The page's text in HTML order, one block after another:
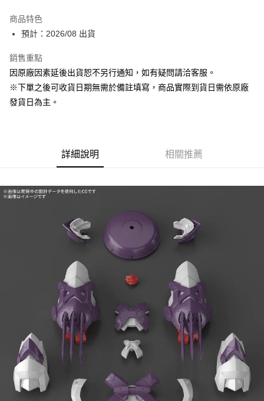
ATM付款
運送方式
預購-全家取貨付款(舊)
預購-7-11取貨付款(舊)
每筆NT$90，滿NT$3,000(含以上)免運費
預購-付款後7-11取貨(舊)
每筆NT$120，滿NT$3,000(含以上)免運費
預購-宅配(離島)(舊)
每筆NT$160，滿NT$3,000(含以上)免運費
東海門市自取，需自備購物袋取貨唷。
商品特色
預計：2026/08 出貨
銷售重點
因原廠因素延後出貨恕不另行通知，如有疑問請洽客服。
※下單之後可收貨日期無需於備註填寫，商品實際到貨日需依原廠
發貨日為主。
詳細說明 相關推薦